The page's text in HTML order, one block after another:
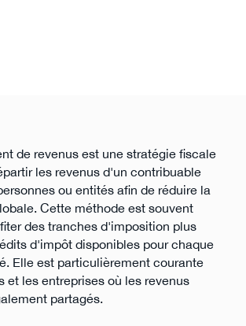
de revenus est une stratégie fiscale
les revenus d'un contribuable
ou entités afin de réduire la
Cette méthode est souvent
des tranches d'imposition plus
d'impôt disponibles pour chaque
Elle est particulièrement courante
et les entreprises où les revenus
partagés.